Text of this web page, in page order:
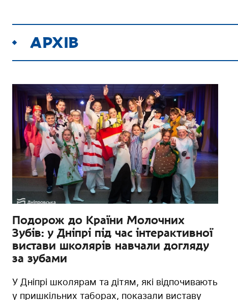
АРХІВ
Подорож до Країни Молочних
Зубів: у Дніпрі під час інтерактивної
вистави школярів навчали догляду
за зубами
У Дніпрі школярам та дітям, які відпочивають
у пришкільних таборах, показали виставу